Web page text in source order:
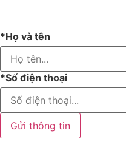
*Họ và tên
*Số điện thoại
Gửi thông tin